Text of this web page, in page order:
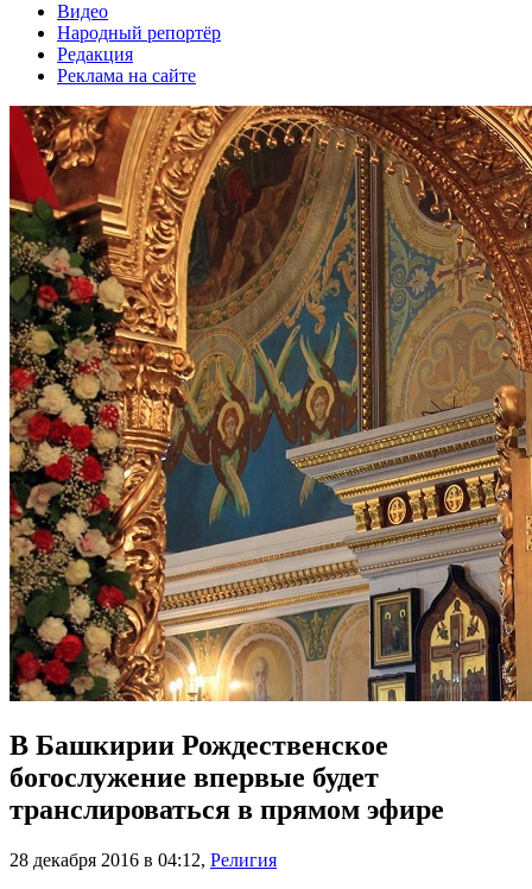
Видео
Народный репортёр
Редакция
Реклама на сайте
В Башкирии Рождественское
богослужение впервые будет
транслироваться в прямом эфире
28 декабря 2016 в 04:12, Религия